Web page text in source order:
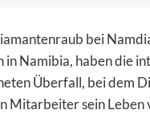
bei
Namibia, haben die
Überfall, bei dem
Mitarbeiter sein Leben